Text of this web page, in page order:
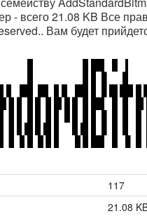
- всего 21.08 KB Все
Вам будет
117
21.08